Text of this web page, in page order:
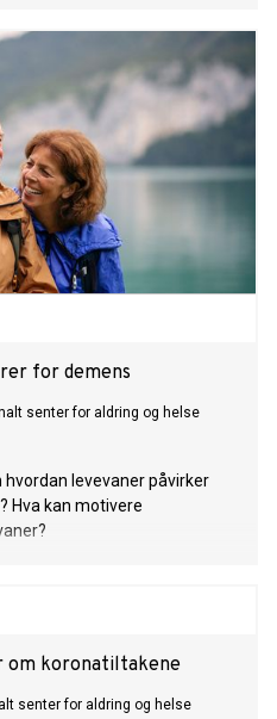
for demens
senter for aldring og helse
levevaner påvirker
Hva kan motivere
om koronatiltakene
senter for aldring og helse